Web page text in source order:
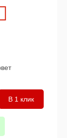
В 1 клик